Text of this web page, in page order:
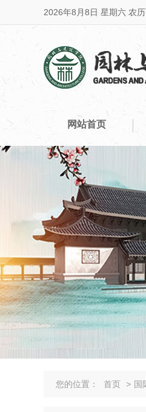
2026年8月8日 星期六 农
网站首页 |
您的位置： 首页 > 国